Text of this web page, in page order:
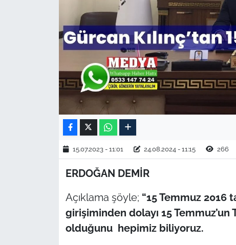
15.07.2023 - 11:01 24.08.2024 - 11:15 266
ERDOĞAN DEMİR
Açıklama şöyle; “15 Temmuz
girişiminden dolayı 15
olduğunu hepimiz biliyoruz.
KÜLTÜR SANAT
RESMİ İLAN
EDİRNE
ÇANAKKALE
TÜRKİYE